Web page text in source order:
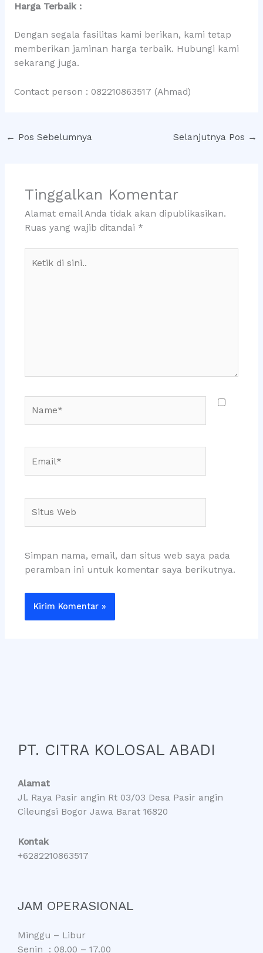
Harga Terbaik :
Dengan segala fasilitas kami berikan, kami tetap
memberikan jaminan harga terbaik. Hubungi kami
sekarang juga.
Contact person : 082210863517 (Ahmad)
← Pos Sebelumnya Selanjutnya Pos →
Tinggalkan Komentar
Alamat email Anda tidak akan dipublikasikan.
Ruas yang wajib ditandai *
Web
Simpan nama, email, dan situs web saya pada
peramban ini untuk komentar saya berikutnya.
PT. CITRA KOLOSAL ABADI
Alamat
Jl. Raya Pasir angin Rt 03/03 Desa Pasir angin
Cileungsi Bogor Jawa Barat 16820
Kontak
+6282210863517
JAM OPERASIONAL
Minggu – Libur
Senin : 08.00 – 17.00